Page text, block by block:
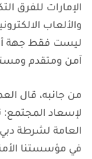
الإمارات للفرق
والألعاب
ليست فقط جهة
آمن ومتقدم
من جانبه، قال
لإسعاد المجتمع:
العامة لشرطة
في مؤسستنا